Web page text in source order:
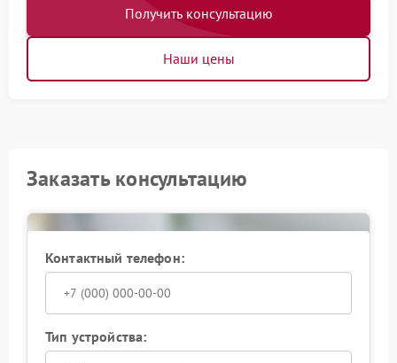
Получить консультацию
Наши цены
Заказать консультацию
Контактный телефон:
Тип устройства: